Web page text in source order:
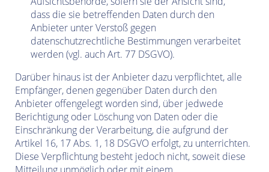
dass die sie betreffenden Daten durch den
Anbieter unter Verstoß gegen
datenschutzrechtliche Bestimmungen verarbeitet
werden (vgl. auch Art. 77 DSGVO).
Darüber hinaus ist der Anbieter dazu verpflichtet, alle
Empfänger, denen gegenüber Daten durch den
Anbieter offengelegt worden sind, über jedwede
Berichtigung oder Löschung von Daten oder die
Einschränkung der Verarbeitung, die aufgrund der
Artikel 16, 17 Abs. 1, 18 DSGVO erfolgt, zu unterrichten.
Diese Verpflichtung besteht jedoch nicht, soweit diese